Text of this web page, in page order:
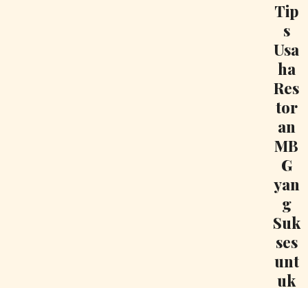
Tip
s
Usa
ha
Res
tor
an
MB
G
yan
g
Suk
ses
unt
uk